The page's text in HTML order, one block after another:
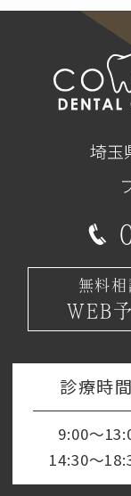
埼玉
無料相
WEB
診療時間
9:00～
14:30～